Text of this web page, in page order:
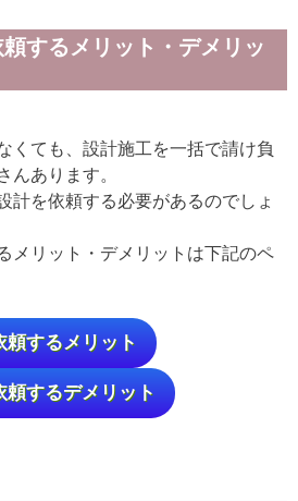
するメリット・デメリッ
くても、設計施工を一括で請け負
んあります。
計を依頼する必要があるのでしょ
メリット・デメリットは下記のペ
するメリット
するデメリット